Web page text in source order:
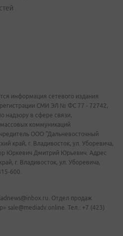
информация сетевого издания
регистрации СМИ ЭЛ № ФС 77 - 72742,
надзору в сфере связи,
коммуникаций
ООО "Дальневосточный
край, г. Владивосток, ул. Уборевича,
Юркевич Дмитрий Юрьевич. Адрес
г. Владивосток, ул. Уборевича,
600.
Отдел продаж
sale@mediadv.online. Тел.: +7 (423)